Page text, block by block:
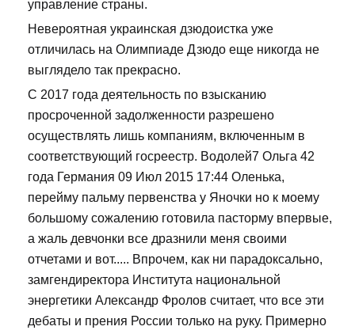
управление страны.
Невероятная украинская дзюдоистка уже
отличилась на Олимпиаде Дзюдо еще никогда не
выглядело так прекрасно.
С 2017 года деятельность по взысканию
просроченной задолженности разрешено
осуществлять лишь компаниям, включенным в
соответствующий госреестр. Водолей7 Ольга 42
года Германия 09 Июл 2015 17:44 Оленька,
перейму пальму первенства у Яночки но к моему
большому сожалению готовила пасторму впервые,
а жаль девчонки все дразнили меня своими
отчетами и вот..... Впрочем, как ни парадоксально,
замгендиректора Института национальной
энергетики Александр Фролов считает, что все эти
дебаты и прения России только на руку. Примерно